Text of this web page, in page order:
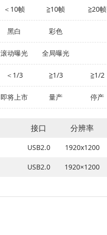
＜10帧 ≧10帧 ≧20帧
黑白 彩色
滚动曝光 全局曝光
＜1/3 ≧1/3 ≧1/2
即将上市 量产 停产
接口 分辨率
USB2.0 1920x1200
USB2.0 1920×1200